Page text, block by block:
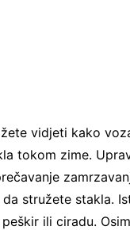
vidjeti kako
tokom zime.
stružete stakla.
ili ciradu.